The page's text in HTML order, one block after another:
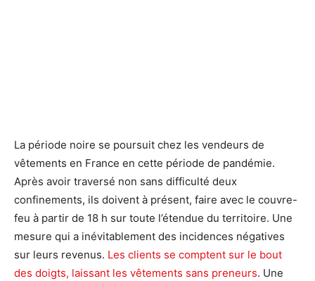
La période noire se poursuit chez les vendeurs de
vêtements en France en cette période de pandémie.
Après avoir traversé non sans difficulté deux
confinements, ils doivent à présent, faire avec le couvre-
feu à partir de 18 h sur toute l’étendue du territoire. Une
mesure qui a inévitablement des incidences négatives
sur leurs revenus. Les clients se comptent sur le bout
des doigts, laissant les vêtements sans preneurs. Une